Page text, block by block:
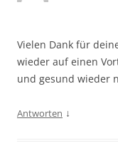
Vielen Dank für
wieder auf einen
und gesund wieder
Antworten ↓